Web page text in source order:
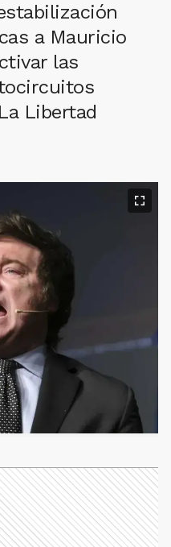
a Mauricio
las
Libertad